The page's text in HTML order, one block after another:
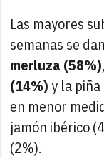
Las mayores
semanas se
merluza (58%)
(14%)y la
en menor
jamón ibérico
(2%).